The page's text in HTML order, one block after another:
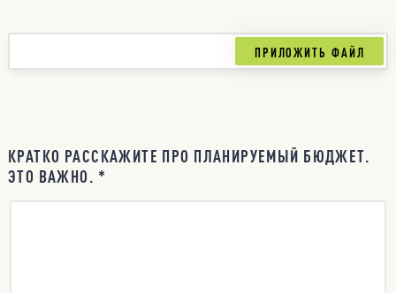
КРАТКО РАССКАЖИТЕ ПРО ПЛАНИРУЕМЫЙ БЮДЖЕТ.
ЭТО ВАЖНО. *